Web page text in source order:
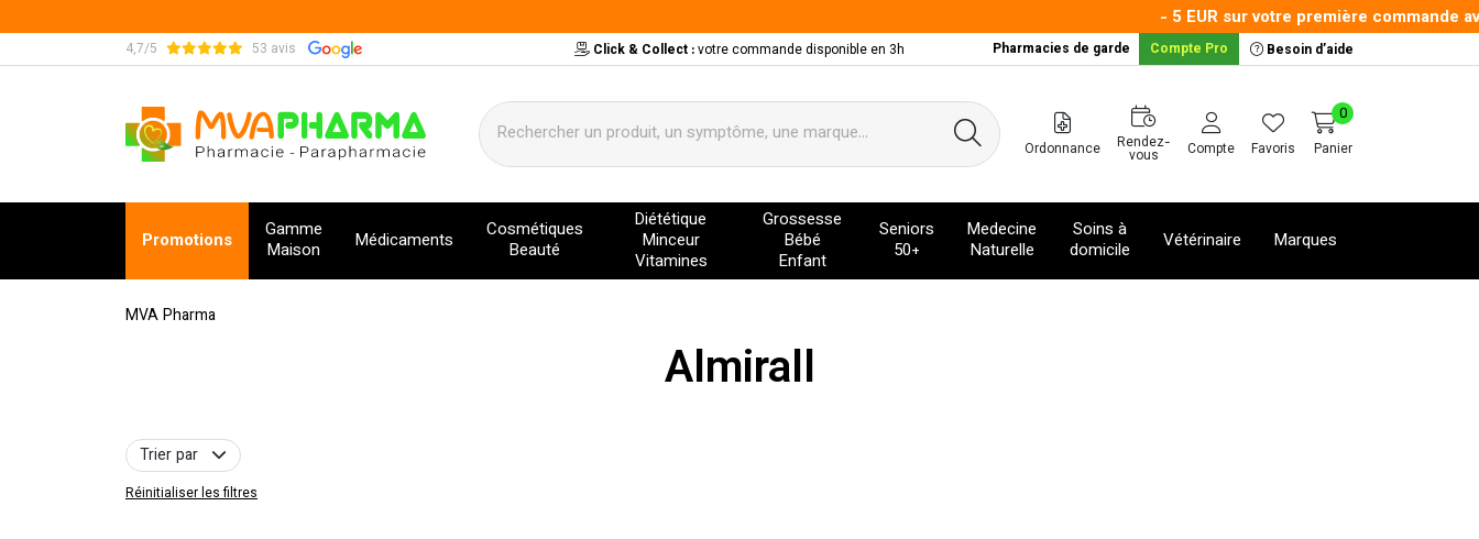
- 5 EUR sur votre première commande
4,7/5 53 avis Click & Collect :votre commande disponible en 3h Pharmacies de garde Compte Pro Besoin d’aide
MVA Pharma Votre pharmacie en ligne à votre service Ordonnance Rendez-
vous Compte Favoris Panier
0
Promotions
Gamme
Maison
Médicaments
Cosmétiques
Beauté
Diététique
Minceur
Vitamines
Grossesse
Bébé
Enfant
Seniors
50+
Medecine
Naturelle
Soins à
domicile
Vétérinaire Marques
MVA Pharma
Almirall
Trier par
Réinitialiser les filtres